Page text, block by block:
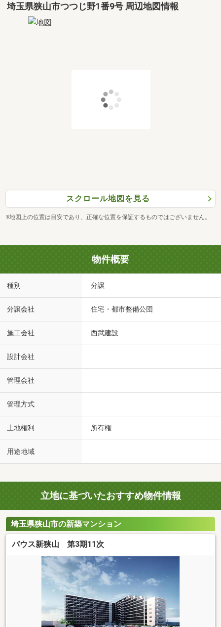
埼玉県狭山市つつじ野1番9号 周辺地図情報
スクロール地図を見る
※地図上の位置は目安であり、正確な位置を保証するものではございません。
物件概要
種別 分譲
分譲会社 住宅・都市整備公団
施工会社 西武建設
設計会社
管理会社
管理方式
土地権利 所有権
用途地域
立地に基づいたおすすめ物件情報
埼玉県狭山市の新築マンション
バウス新狭山 第3期11次